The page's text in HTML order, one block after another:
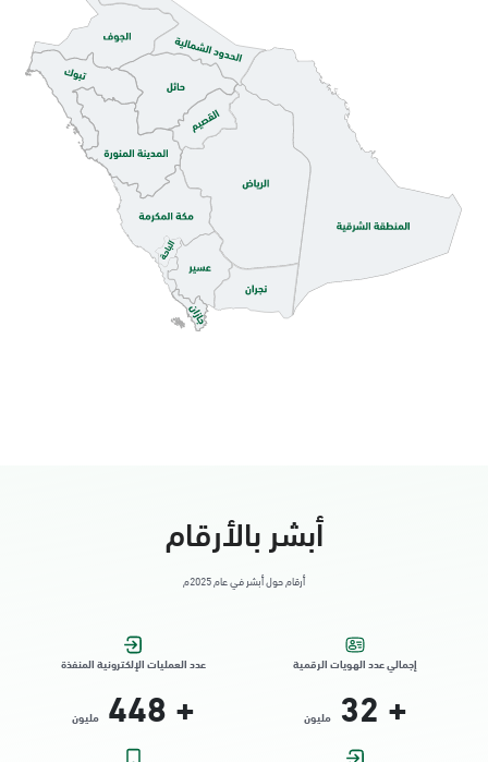
أبشر بالأرقام
أرقام حول أبشر في عام 2025م
إجمالي عدد الهويات الرقمية
+
32 مليون
عدد العمليات الإلكترونية المنفذة
+
448 مليون